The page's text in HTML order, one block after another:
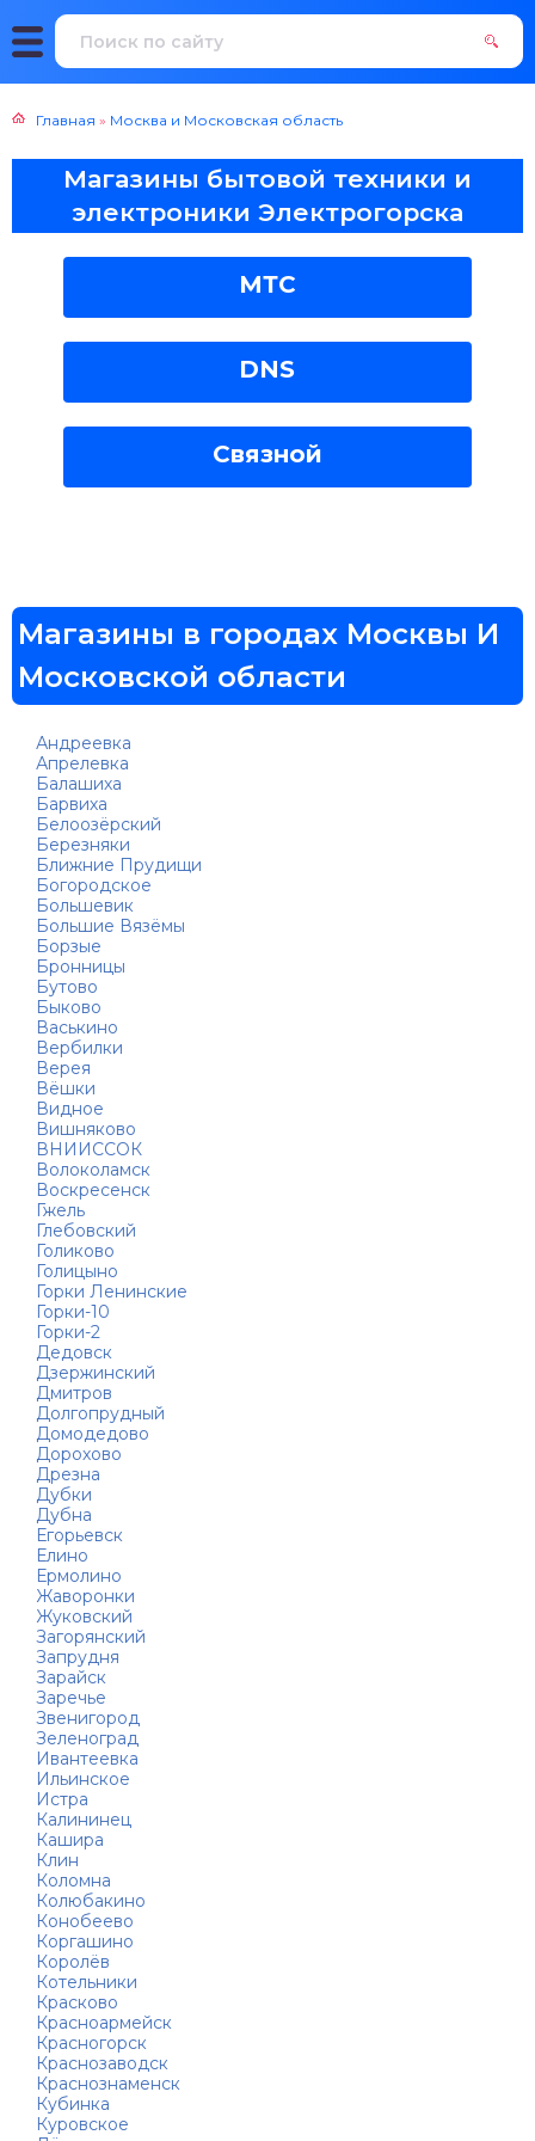
Главная » Москва и Московская область
Магазины бытовой техники и
электроники Электрогорска
МТС
DNS
Связной
Магазины в городах Москвы И
Московской области
Андреевка
Апрелевка
Балашиха
Барвиха
Белоозёрский
Березняки
Ближние Прудищи
Богородское
Большевик
Большие Вязёмы
Борзые
Бронницы
Бутово
Быково
Васькино
Вербилки
Верея
Вёшки
Видное
Вишняково
ВНИИССОК
Волоколамск
Воскресенск
Гжель
Глебовский
Голиково
Голицыно
Горки Ленинские
Горки-10
Горки-2
Дедовск
Дзержинский
Дмитров
Долгопрудный
Домодедово
Дорохово
Дрезна
Дубки
Дубна
Егорьевск
Елино
Ермолино
Жаворонки
Жуковский
Загорянский
Запрудня
Зарайск
Заречье
Звенигород
Зеленоград
Ивантеевка
Ильинское
Истра
Калининец
Кашира
Клин
Коломна
Колюбакино
Конобеево
Коргашино
Королёв
Котельники
Красково
Красноармейск
Красногорск
Краснозаводск
Краснознаменск
Кубинка
Куровское